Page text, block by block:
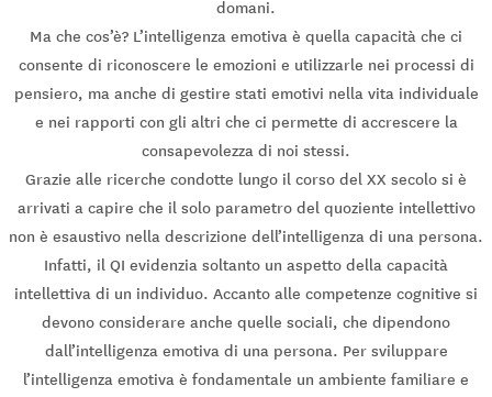
domani.
Ma che cos’è? L’intelligenza emotiva è quella capacità che ci
consente di riconoscere le emozioni e utilizzarle nei processi di
pensiero, ma anche di gestire stati emotivi nella vita individuale
e nei rapporti con gli altri che ci permette di accrescere la
consapevolezza di noi stessi.
Grazie alle ricerche condotte lungo il corso del XX secolo si è
arrivati a capire che il solo parametro del quoziente intellettivo
non è esaustivo nella descrizione dell’intelligenza di una persona.
Infatti, il QI evidenzia soltanto un aspetto della capacità
intellettiva di un individuo. Accanto alle competenze cognitive si
devono considerare anche quelle sociali, che dipendono
dall’intelligenza emotiva di una persona. Per sviluppare
l’intelligenza emotiva è fondamentale un ambiente familiare e